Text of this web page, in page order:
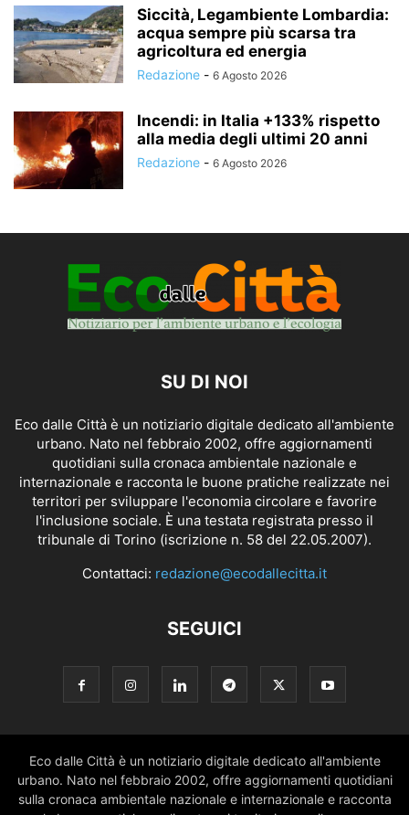
Siccità, Legambiente Lombardia:
acqua sempre più scarsa tra
agricoltura ed energia
Redazione - 6 Agosto 2026
Incendi: in Italia +133% rispetto
alla media degli ultimi 20 anni
Redazione - 6 Agosto 2026
SU DI NOI
Eco dalle Città è un notiziario digitale dedicato all'ambiente
urbano. Nato nel febbraio 2002, offre aggiornamenti
quotidiani sulla cronaca ambientale nazionale e
internazionale e racconta le buone pratiche realizzate nei
territori per sviluppare l'economia circolare e favorire
l'inclusione sociale. È una testata registrata presso il
tribunale di Torino (iscrizione n. 58 del 22.05.2007).
Contattaci: redazione@ecodallecitta.it
SEGUICI
Eco dalle Città è un notiziario digitale dedicato all'ambiente
urbano. Nato nel febbraio 2002, offre aggiornamenti quotidiani
sulla cronaca ambientale nazionale e internazionale e racconta